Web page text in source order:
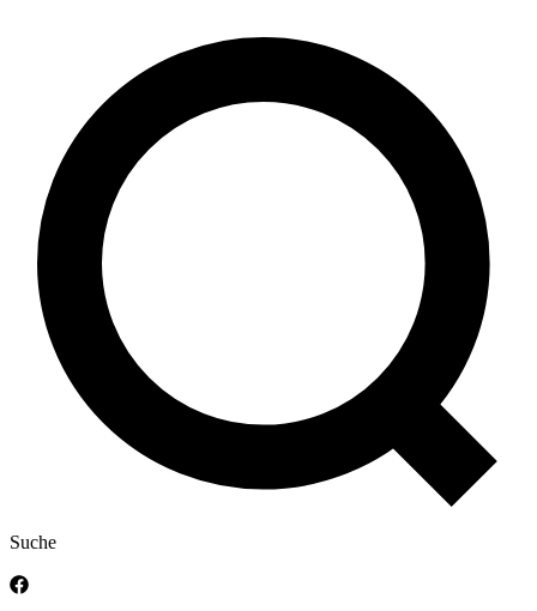
Suche